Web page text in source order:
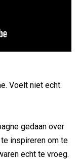
Voelt niet echt.
gedaan over
inspireren om te
echt te vroeg.